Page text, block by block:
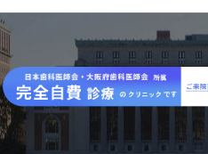
歯周病専門歯科